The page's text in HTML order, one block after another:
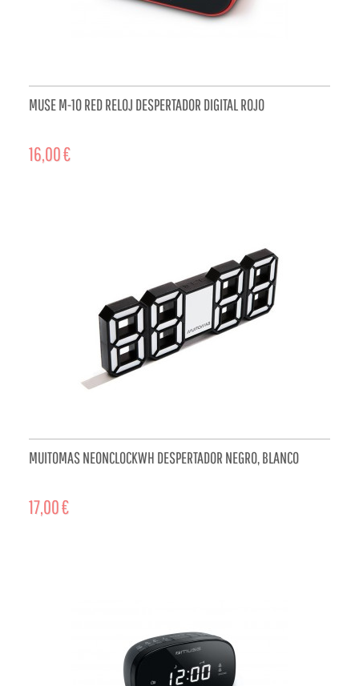
MUSE M-10 RED RELOJ DESPERTADOR DIGITAL ROJO
16,00 €
MUITOMAS NEONCLOCKWH DESPERTADOR NEGRO, BLANCO
17,00 €